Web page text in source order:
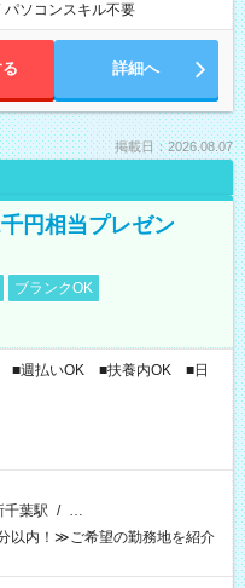
パソコンスキル不要
詳細へ
掲載日：2026.08.07
円相当プレゼン
ブランクOK
■週払いOK ■扶養内OK ■日
千葉駅 / …
以内！≫ご希望の勤務地を紹介